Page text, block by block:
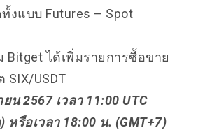
งแบบ Futures – Spot
ได้เพิ่มรายการซื้อขาย
SIX/USDT
น 2567 เวลา 11:00 UTC
หรือเวลา 18:00 น. (GMT+7)